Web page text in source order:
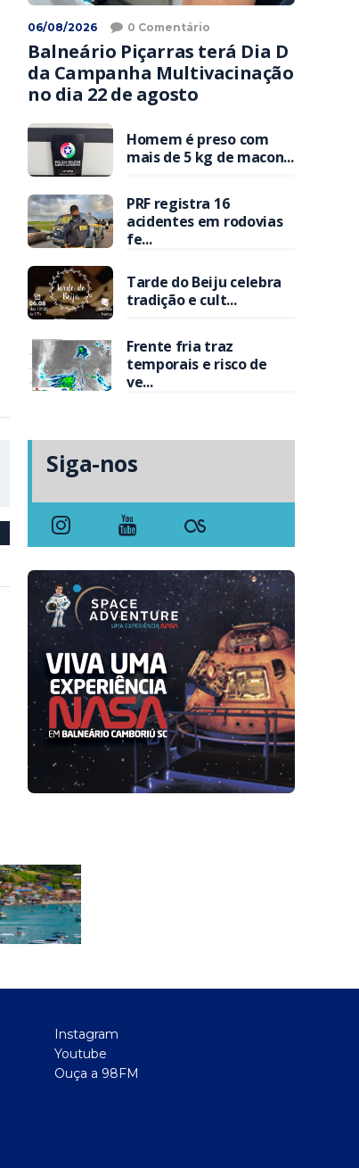
06/08/2026 0 Comentário
Balneário Piçarras terá Dia D
da Campanha Multivacinação
no dia 22 de agosto
Homem é preso com
mais de 5 kg de macon...
PRF registra 16
acidentes em rodovias
fe...
Tarde do Beiju celebra
tradição e cult...
Frente fria traz
temporais e risco de
ve...
Siga-nos
Instagram
Youtube
Ouça a 98FM